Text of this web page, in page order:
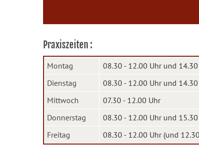
Praxiszeiten :
Montag
08.30 - 12.00 Uhr und
Dienstag
08.30 - 12.00 Uhr und
Mittwoch
07.30 - 12.00 Uhr
Donnerstag
08.30 - 12.00 Uhr und
Freitag
08.30 - 12.00 Uhr (und